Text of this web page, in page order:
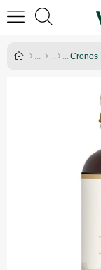
Cronos